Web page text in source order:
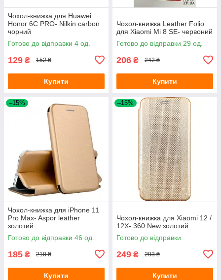
Чохол-книжка для Huawei
Honor 6C PRO- Nilkin carbon
чорний
Готово до відправки 4 од.
129 ₴ 152 ₴
Купити
Чохол-книжка Leather Folio
для Xiaomi Mi 8 SE- червоний
Готово до відправки 29 од.
206 ₴ 242 ₴
Купити
–15%
Чохол-книжка для iPhone 11
Pro Max- Aspor leather
золотий
Готово до відправки 46 од.
185 ₴ 218 ₴
Купити
–15%
Чохол-книжка для Xiaomi 12 /
12X- 360 New золотий
Готово до відправки
249 ₴ 293 ₴
Купити